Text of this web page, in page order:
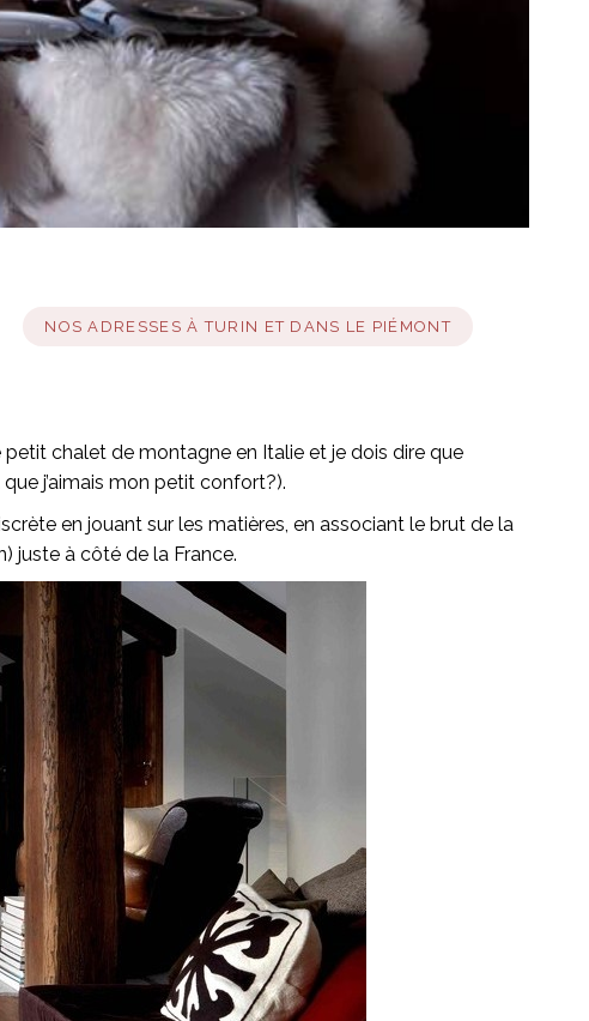
NOS ADRESSES À TURIN ET DANS LE PIÉMONT
chalet de montagne en Italie et je dois dire que
j’aimais mon petit confort?).
en jouant sur les matières, en associant le brut de la
juste à côté de la France.